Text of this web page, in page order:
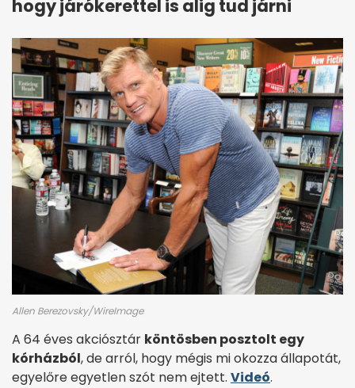
hogy járókerettel is alig tud járni
Allen Berezovsky/WireImage
A 64 éves akciósztár köntösben posztolt egy
kórházból, de arról, hogy mégis mi okozza állapotát,
egyelőre egyetlen szót nem ejtett. Videó.